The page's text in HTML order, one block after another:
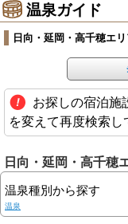
温泉ガイド
日向・延岡・高千穂エ
お探しの宿泊施
を変えて再度検索し
日向・延岡・高千穂
温泉種別から探す
温泉